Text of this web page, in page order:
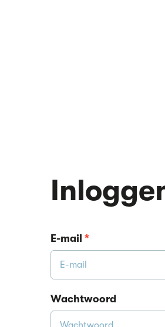
E-mail *
Wachtwoord